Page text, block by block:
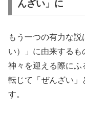
んざい」に
もう一つの有力な
い）」に由来するも
神々を迎える際にふ
転じて「ぜんざい」
す。